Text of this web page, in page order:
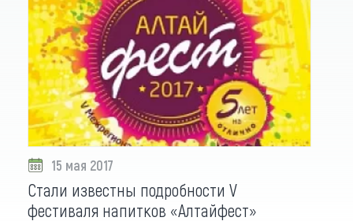
15 мая 2017
Стали известны подробности V
фестиваля напитков «Алтайфест»